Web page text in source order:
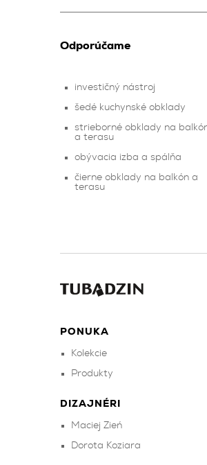
Odporúčame
investičný nástroj
šedé kuchynské obklady
strieborné obklady na
a terasu
obývacia izba a spálňa
čierne obklady na balkón a
terasu
PONUKA
Kolekcie
Produkty
DIZAJNÉRI
Maciej Zień
Dorota Koziara